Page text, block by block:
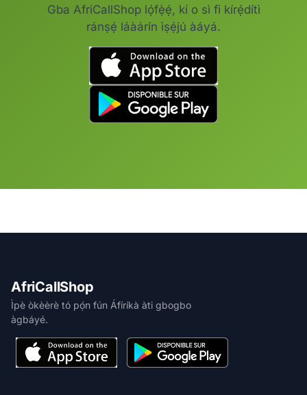
Gba AfriCallShop lọ́fẹ̀ẹ́, kí o sì fi kírẹ́dítì
ránṣẹ́ láàárín ìṣẹ́jú àáyá.
AfriCallShop
Ìpè òkèèrè tó pọ́n fún Áfíríkà àti gbogbo
àgbáyé.